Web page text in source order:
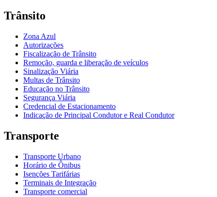
Trânsito
Zona Azul
Autorizações
Fiscalização de Trânsito
Remoção, guarda e liberação de veículos
Sinalização Viária
Multas de Trânsito
Educação no Trânsito
Segurança Viária
Credencial de Estacionamento
Indicação de Principal Condutor e Real Condutor
Transporte
Transporte Urbano
Horário de Ônibus
Isenções Tarifárias
Terminais de Integração
Transporte comercial